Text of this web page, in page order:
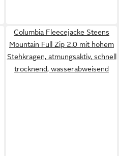
Columbia Fleecejacke Steens
Mountain Full Zip 2.0 mit hohem
Stehkragen, atmungsaktiv, schnell
trocknend, wasserabweisend